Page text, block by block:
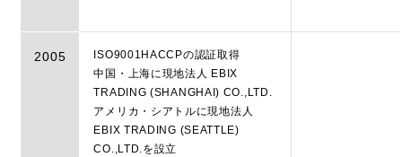
2005
ISO9001HACCPの認証取得
中国・上海に現地法人 EBIX
TRADING (SHANGHAI) CO.,LTD.
アメリカ・シアトルに現地法人
EBIX TRADING (SEATTLE)
CO.,LTD.を設立